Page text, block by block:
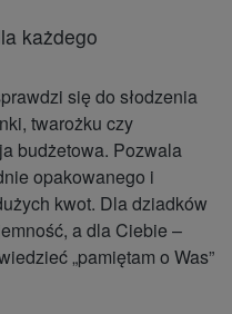
każdego
się do słodzenia
twarożku czy
budżetowa. Pozwala
opakowanego i
kwot. Dla dziadków
a dla Ciebie –
„pamiętam o Was”